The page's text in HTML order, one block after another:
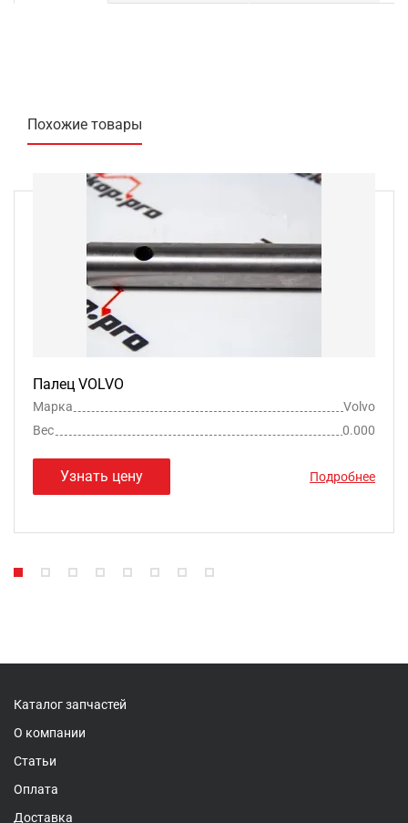
Похожие товары
Палец VOLVO
Марка
Volvo
Вес
0.000
Узнать цену Подробнее
Каталог запчастей
О компании
Статьи
Оплата
Доставка